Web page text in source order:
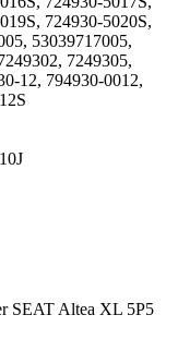
724930-5020S,
53039717005,
7249305,
12, 794930-0012,
SEAT Altea XL 5P5